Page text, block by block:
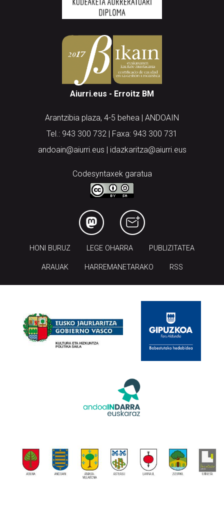
Aiurri.eus - Erroitz BM
Arantzibia plaza, 4-5 behea | ANDOAIN
Tel.: 943 300 732 | Faxa: 943 300 731
andoain@aiurri.eus | idazkaritza@aiurri.eus
Codesyntaxek garatua
HONI BURUZ LEGE OHARRA PUBLIZITATEA
ARAUAK HARREMANETARAKO RSS